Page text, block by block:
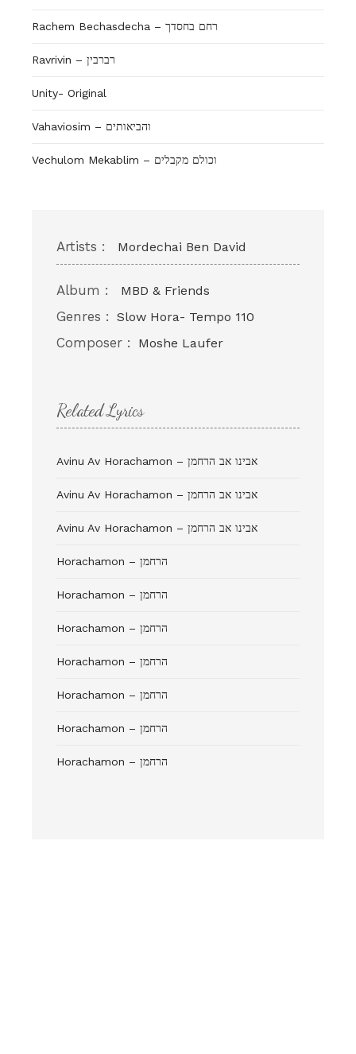
Rachem Bechasdecha – רחם בחסדך
Ravrivin – רברבין
Unity- Original
Vahaviosim – והביאותים
Vechulom Mekablim – וכולם מקבלים
Artists : Mordechai Ben David
Album : MBD & Friends
Genres : Slow Hora- Tempo 110
Composer : Moshe Laufer
Related Lyrics
Avinu Av Horachamon – אבינו אב הרחמן
Avinu Av Horachamon – אבינו אב הרחמן
Avinu Av Horachamon – אבינו אב הרחמן
Horachamon – הרחמן
Horachamon – הרחמן
Horachamon – הרחמן
Horachamon – הרחמן
Horachamon – הרחמן
Horachamon – הרחמן
Horachamon – הרחמן